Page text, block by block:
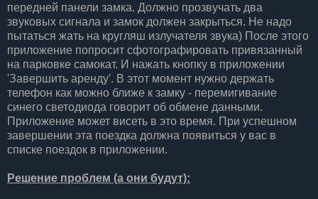
передней панели замка. Должно прозвучать два
звуковых сигнала и замок должен закрыться. Не надо
пытаться жать на кругляш излучателя звука) После этого
приложение попросит сфотографировать привязанный
на парковке самокат. И нажать кнопку в приложении
'Завершить аренду'. В этот момент нужно держать
телефон как можно ближе к замку - перемигивание
синего светодиода говорит об обмене данными.
Приложение может висеть в это время. При успешном
завершении эта поездка должна появиться у вас в
списке поездок в приложении.
Решение проблем (а они будут):